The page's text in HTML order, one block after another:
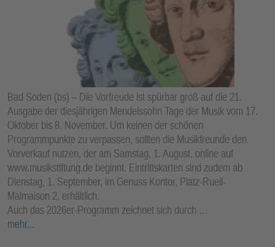
Bad Soden (bs) – Die Vorfreude ist spürbar groß auf die 21.
Ausgabe der diesjährigen Mendelssohn Tage der Musik vom 17.
Oktober bis 8. November. Um keinen der schönen
Programmpunkte zu verpassen, sollten die Musikfreunde den
Vorverkauf nutzen, der am Samstag, 1. August, online auf
www.musikstiftung.de beginnt. Eintrittskarten sind zudem ab
Dienstag, 1. September, im Genuss Kontor, Platz-Rueil-
Malmaison 2, erhältlich.
Auch das 2026er-Programm zeichnet sich durch …
mehr...